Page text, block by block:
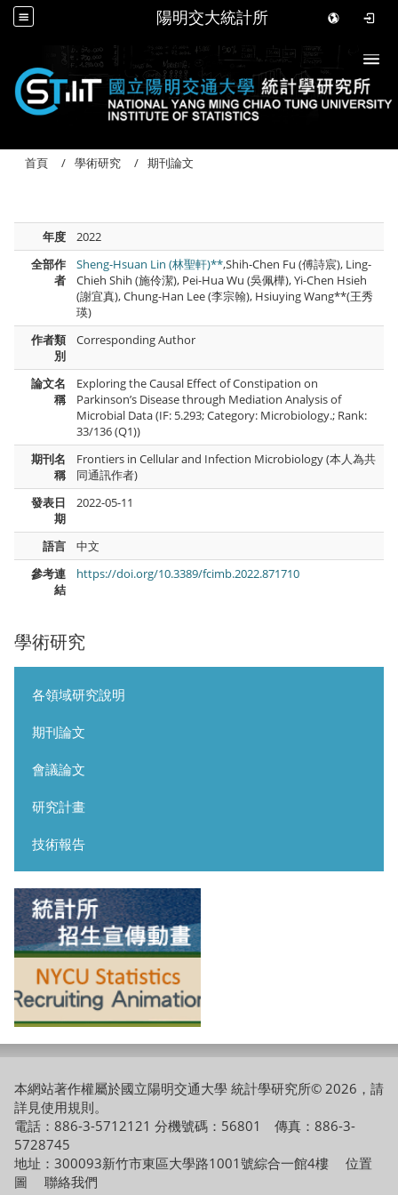
陽明交大統計所
學術研究
各領域研究說明
期刊論文
會議論文
研究計畫
技術報告
首頁 學術研究 期刊論文
年度
2022
全部作
者
Sheng-Hsuan Lin (林聖軒)**,Shih-Chen Fu (傅詩宸), Ling-
Chieh Shih (施伶潔), Pei-Hua Wu (吳佩樺), Yi-Chen Hsieh
(謝宜真), Chung-Han Lee (李宗翰), Hsiuying Wang**(王秀
瑛)
作者類
別
Corresponding Author
論文名
稱
Exploring the Causal Effect of Constipation on
Parkinson’s Disease through Mediation Analysis of
Microbial Data (IF: 5.293; Category: Microbiology.; Rank:
33/136 (Q1))
期刊名
稱
Frontiers in Cellular and Infection Microbiology (本人為共
同通訊作者)
發表日
期
2022-05-11
語言
中文
參考連
結
https://doi.org/10.3389/fcimb.2022.871710
本網站著作權屬於國立陽明交通大學 統計學研究所© 2026，請
詳見使用規則。
電話：886-3-5712121 分機號碼：56801 傳真：886-3-
5728745
地址：300093新竹市東區大學路1001號綜合一館4樓 位置
圖
聯絡我們